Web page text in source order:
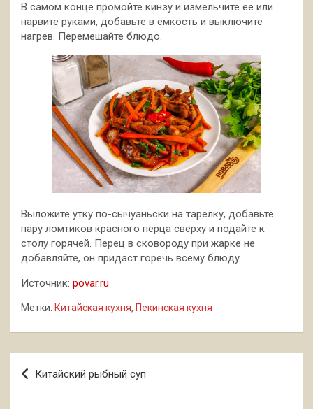
В самом конце промойте кинзу и измельчите ее или
нарвите руками, добавьте в емкость и выключите
нагрев. Перемешайте блюдо.
Выложите утку по-сычуаньски на тарелку, добавьте
пару ломтиков красного перца сверху и подайте к
столу горячей. Перец в сковороду при жарке не
добавляйте, он придаст горечь всему блюду.
Источник: povar.ru
Метки: Китайская кухня, Пекинская кухня
Навигация
по
Китайский рыбный суп